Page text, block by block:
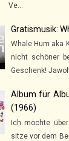
Ve...
Gratismusik:
Whale Hum aka
nicht schöner
Geschenk!
Album für
(1966)
Ich möchte
sitze vor dem